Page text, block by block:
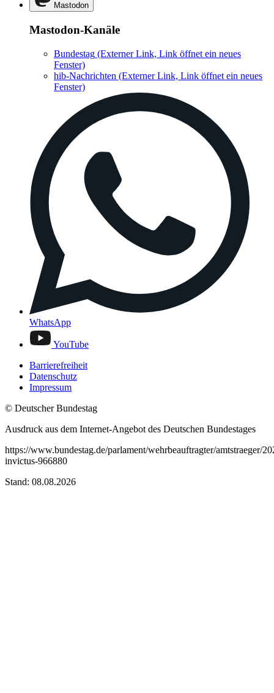
Mastodon
Mastodon-Kanäle
Bundestag (Externer Link, Link öffnet ein neues
Fenster)
hib-Nachrichten (Externer Link, Link öffnet ein neues
Fenster)
WhatsApp
YouTube
Barrierefreiheit
Datenschutz
Impressum
© Deutscher Bundestag
Ausdruck aus dem Internet-Angebot des Deutschen Bundestages
https://www.bundestag.de/parlament/wehrbeauftragter/amtstraeger/
invictus-966880
Stand: 08.08.2026